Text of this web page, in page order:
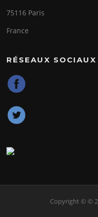
75116 Paris
France
RÉSEAUX SOCIAUX
Copyright © ©